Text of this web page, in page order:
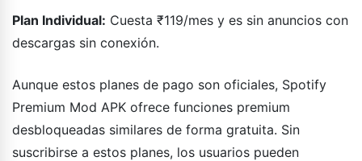
Plan Individual: Cuesta ₹119/mes y es sin anuncios con
descargas sin conexión.
Aunque estos planes de pago son oficiales, Spotify
Premium Mod APK ofrece funciones premium
desbloqueadas similares de forma gratuita. Sin
suscribirse a estos planes, los usuarios pueden